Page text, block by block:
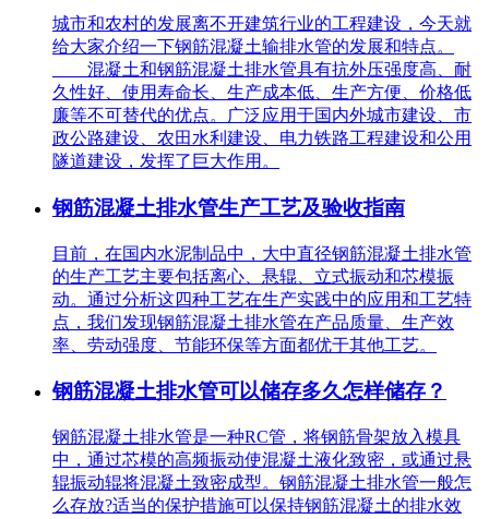
城市和农村的发展离不开建筑行业的工程建设，今天就
给大家介绍一下钢筋混凝土输排水管的发展和特点。
混凝土和钢筋混凝土排水管具有抗外压强度高、耐
久性好、使用寿命长、生产成本低、生产方便、价格低
廉等不可替代的优点。广泛应用于国内外城市建设、市
政公路建设、农田水利建设、电力铁路工程建设和公用
隧道建设，发挥了巨大作用。
钢筋混凝土排水管生产工艺及验收指南
目前，在国内水泥制品中，大中直径钢筋混凝土排水管
的生产工艺主要包括离心、悬辊、立式振动和芯模振
动。通过分析这四种工艺在生产实践中的应用和工艺特
点，我们发现钢筋混凝土排水管在产品质量、生产效
率、劳动强度、节能环保等方面都优于其他工艺。
钢筋混凝土排水管可以储存多久怎样储存？
钢筋混凝土排水管是一种RC管，将钢筋骨架放入模具
中，通过芯模的高频振动使混凝土液化致密，或通过悬
辊振动辊将混凝土致密成型。钢筋混凝土排水管一般怎
么存放?适当的保护措施可以保持钢筋混凝土的排水效